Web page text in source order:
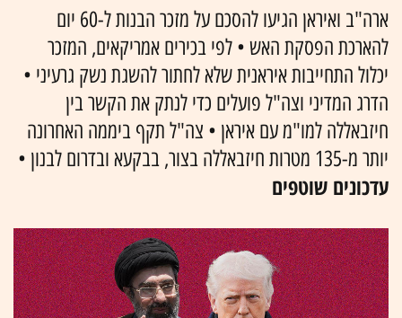
ארה"ב ואיראן הגיעו להסכם על מזכר הבנות ל-60 יום
להארכת הפסקת האש • לפי בכירים אמריקאים, המזכר
יכלול התחייבות איראנית שלא לחתור להשגת נשק גרעיני •
הדרג המדיני וצה"ל פועלים כדי לנתק את הקשר בין
חיזבאללה למו"מ עם איראן • צה"ל תקף ביממה האחרונה
יותר מ-135 מטרות חיזבאללה בצור, בבקעא ובדרום לבנון •
עדכונים שוטפים